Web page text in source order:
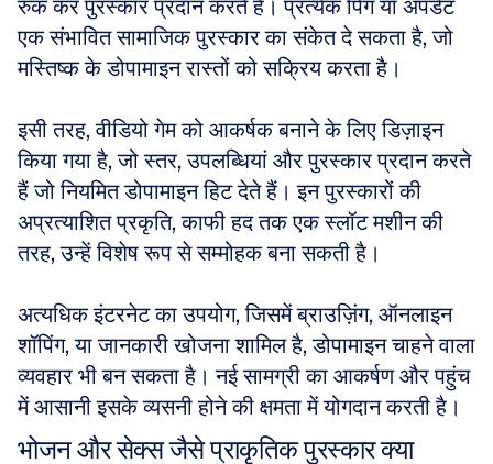
रुक कर पुरस्कार प्रदान करते हैं। प्रत्येक पिंग या अपडेट
एक संभावित सामाजिक पुरस्कार का संकेत दे सकता है, जो
मस्तिष्क के डोपामाइन रास्तों को सक्रिय करता है।
इसी तरह, वीडियो गेम को आकर्षक बनाने के लिए डिज़ाइन
किया गया है, जो स्तर, उपलब्धियां और पुरस्कार प्रदान करते
हैं जो नियमित डोपामाइन हिट देते हैं। इन पुरस्कारों की
अप्रत्याशित प्रकृति, काफी हद तक एक स्लॉट मशीन की
तरह, उन्हें विशेष रूप से सम्मोहक बना सकती है।
अत्यधिक इंटरनेट का उपयोग, जिसमें ब्राउज़िंग, ऑनलाइन
शॉपिंग, या जानकारी खोजना शामिल है, डोपामाइन चाहने वाला
व्यवहार भी बन सकता है। नई सामग्री का आकर्षण और पहुंच
में आसानी इसके व्यसनी होने की क्षमता में योगदान करती है।
भोजन और सेक्स जैसे प्राकृतिक पुरस्कार क्या